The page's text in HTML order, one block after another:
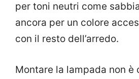
per toni neutri come
ancora per un colore
con il resto dell’arredo.
Montare la lampada non è